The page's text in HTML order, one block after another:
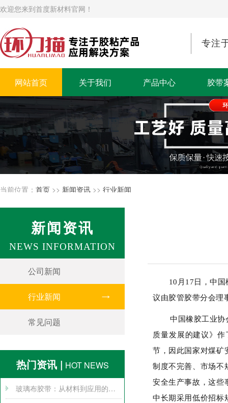
欢迎您来到首度新材料官网！
专注
网站首页 关于我们 产品中心 胶带
当前位置： 首页 >> 新闻资讯 >> 行业新闻
新闻资讯
NEWS INFORMATION
公司新闻
行业新闻
常见问题
热门资讯 | HOT NEWS
玻璃布胶带：从材料到应用的全方位探索
10月17日，中国橡
议由胶管胶带分会理
中国橡胶工业协
质量发展的建议》
节，因此国家对煤矿
制度不完善、市场不
安全生产事故，这些
中长期采用低价招标